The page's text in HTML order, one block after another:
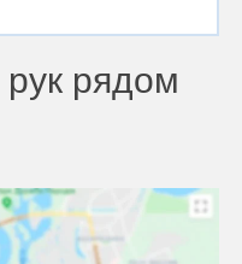
рядом